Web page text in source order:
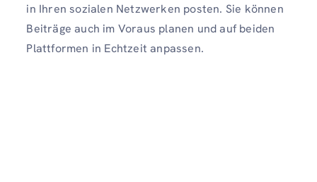
in Ihren sozialen Netzwerken posten. Sie können
Beiträge auch im Voraus planen und auf beiden
Plattformen in Echtzeit anpassen.